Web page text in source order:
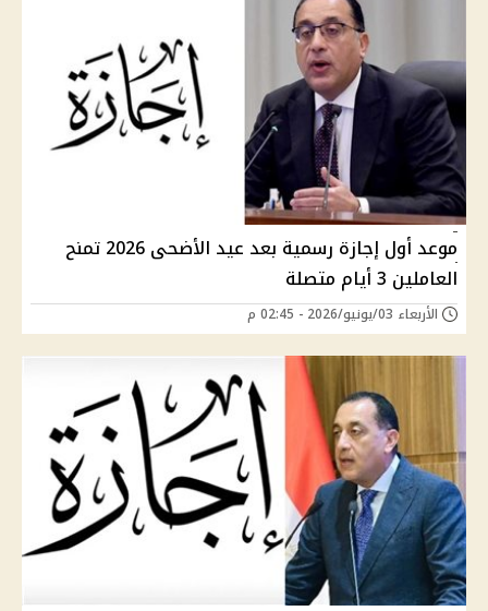
موعد أول إجازة رسمية بعد عيد الأضحى 2026 تمنح
العاملين 3 أيام متصلة
الأربعاء 03/يونيو/2026 - 02:45 م